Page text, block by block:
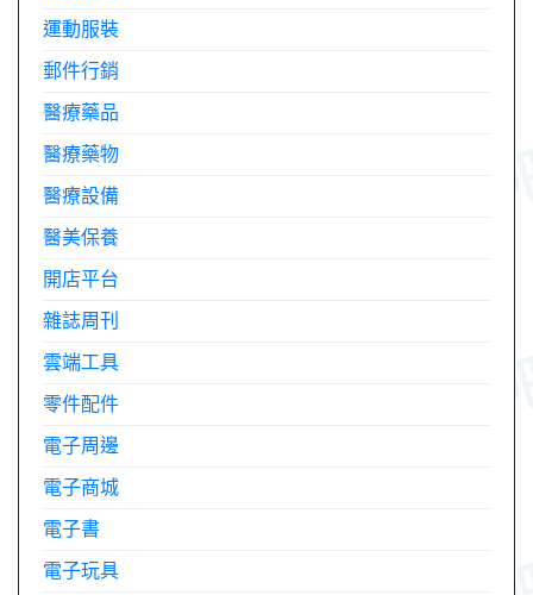
運動服裝
郵件行銷
醫療藥品
醫療藥物
醫療設備
醫美保養
開店平台
雜誌周刊
雲端工具
零件配件
電子周邊
電子商城
電子書
電子玩具